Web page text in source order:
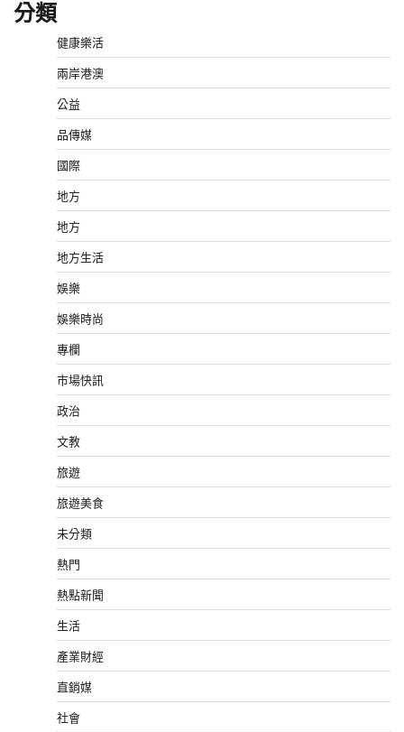
分類
健康樂活
兩岸港澳
公益
品傳媒
國際
地方
地方
地方生活
娛樂
娛樂時尚
專欄
市場快訊
政治
文教
旅遊
旅遊美食
未分類
熱門
熱點新聞
生活
產業財經
直銷媒
社會